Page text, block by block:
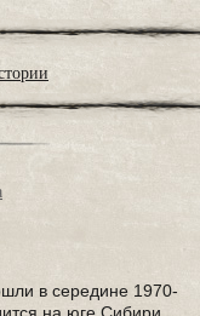
в середине 1970-